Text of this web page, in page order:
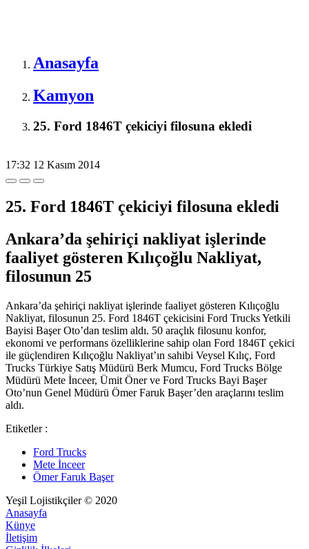
Anasayfa
Kamyon
25. Ford 1846T çekiciyi filosuna ekledi
17:32 12 Kasım 2014
25. Ford 1846T çekiciyi filosuna ekledi
Ankara’da şehiriçi nakliyat işlerinde
faaliyet gösteren Kılıçoğlu Nakliyat,
filosunun 25
Ankara’da şehiriçi nakliyat işlerinde faaliyet gösteren Kılıçoğlu
Nakliyat, filosunun 25. Ford 1846T çekicisini Ford Trucks Yetkili
Bayisi Başer Oto’dan teslim aldı. 50 araçlık filosunu konfor,
ekonomi ve performans özelliklerine sahip olan Ford 1846T çekici
ile güçlendiren Kılıçoğlu Nakliyat’ın sahibi Veysel Kılıç, Ford
Trucks Türkiye Satış Müdürü Berk Mumcu, Ford Trucks Bölge
Müdürü Mete İnceer, Ümit Öner ve Ford Trucks Bayi Başer
Oto’nun Genel Müdürü Ömer Faruk Başer’den araçlarını teslim
aldı.
Etiketler :
Ford Trucks
Mete İnceer
Ömer Faruk Başer
Yeşil Lojistikçiler © 2020
Anasayfa
Künye
İletişim